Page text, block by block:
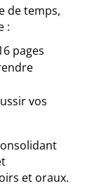
de temps,
:
pages
vos
et oraux.